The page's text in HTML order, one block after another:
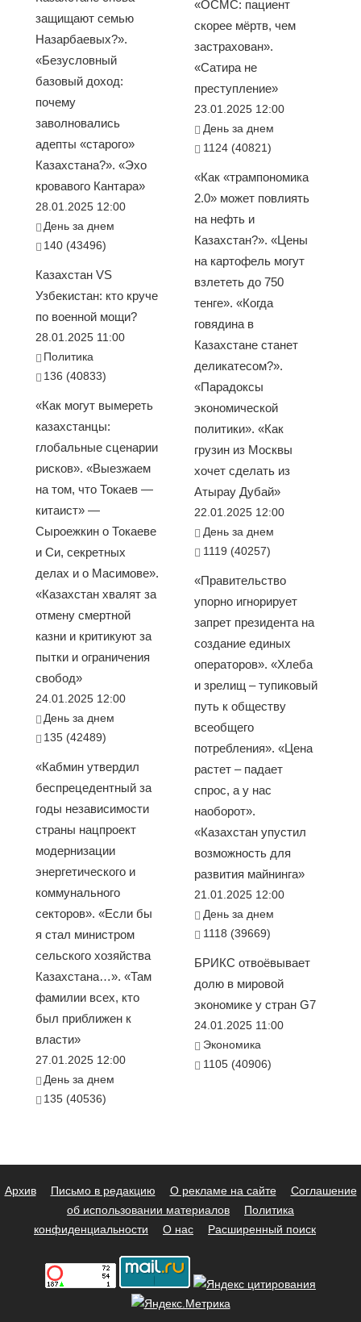
защищают семью
Назарбаевых?».
«Безусловный
базовый доход:
почему
заволновались
адепты «старого»
Казахстана?». «Эхо
кровавого Кантара»
28.01.2025 12:00
День за днем
140 (43496)
Казахстан VS
Узбекистан: кто круче
по военной мощи?
28.01.2025 11:00
Политика
136 (40833)
«Как могут вымереть
казахстанцы:
глобальные сценарии
рисков». «Выезжаем
на том, что Токаев —
китаист» —
Сыроежкин о Токаеве
и Си, секретных
делах и о Масимове».
«Казахстан хвалят за
отмену смертной
казни и критикуют за
пытки и ограничения
свобод»
24.01.2025 12:00
День за днем
135 (42489)
«Кабмин утвердил
беспрецедентный за
годы независимости
страны нацпроект
модернизации
энергетического и
коммунального
секторов». «Если бы
я стал министром
сельского хозяйства
Казахстана…». «Там
фамилии всех, кто
был приближен к
власти»
27.01.2025 12:00
День за днем
135 (40536)
«ОСМС: пациент
скорее мёртв, чем
застрахован».
«Сатира не
преступление»
23.01.2025 12:00
День за днем
1124 (40821)
«Как «трампономика
2.0» может повлиять
на нефть и
Казахстан?». «Цены
на картофель могут
взлететь до 750
тенге». «Когда
говядина в
Казахстане станет
деликатесом?».
«Парадоксы
экономической
политики». «Как
грузин из Москвы
хочет сделать из
Атырау Дубай»
22.01.2025 12:00
День за днем
1119 (40257)
«Правительство
упорно игнорирует
запрет президента на
создание единых
операторов». «Хлеба
и зрелищ – тупиковый
путь к обществу
всеобщего
потребления». «Цена
растет – падает
спрос, а у нас
наоборот».
«Казахстан упустил
возможность для
развития майнинга»
21.01.2025 12:00
День за днем
1118 (39669)
БРИКС отвоёвывает
долю в мировой
экономике у стран G7
24.01.2025 11:00
Экономика
1105 (40906)
Архив Письмо в редакцию О рекламе на сайте
Соглашение
об использовании материалов
Политика
конфиденциальности
О нас Расширенный поиск